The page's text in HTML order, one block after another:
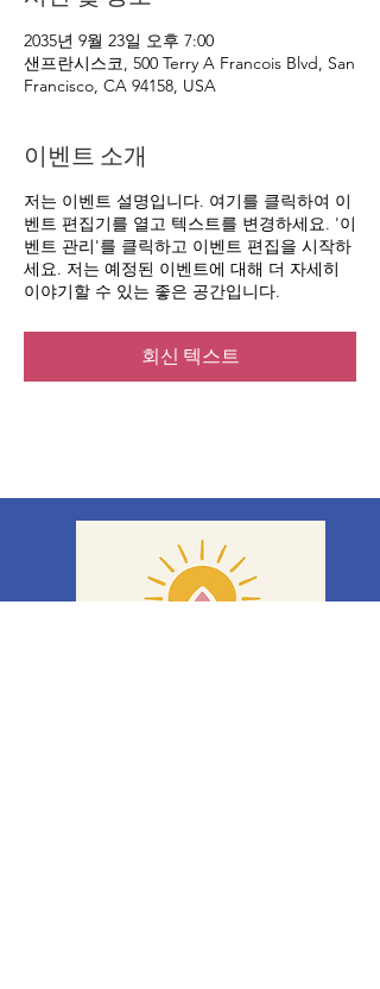
2035년 9월 23일 오후 7:00
샌프란시스코, 500 Terry A Francois Blvd, San
Francisco, CA 94158, USA
이벤트 소개
저는 이벤트 설명입니다. 여기를 클릭하여 이
벤트 편집기를 열고 텍스트를 변경하세요. '이
벤트 관리'를 클릭하고 이벤트 편집을 시작하
세요. 저는 예정된 이벤트에 대해 더 자세히
이야기할 수 있는 좋은 공간입니다.
회신 텍스트